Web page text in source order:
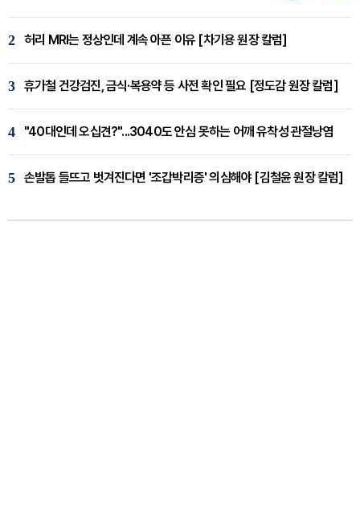
2 허리 MRI는 정상인데 계속 아픈 이유 [차기용 원장 칼럼]
3 휴가철 건강검진, 금식·복용약 등 사전 확인 필요 [정도감 원장 칼럼]
4 "40대인데 오십견?"...3040도 안심 못하는 어깨 유착성 관절낭염
5 손발톱 들뜨고 벗겨진다면 '조갑박리증' 의심해야 [김철윤 원장 칼럼]